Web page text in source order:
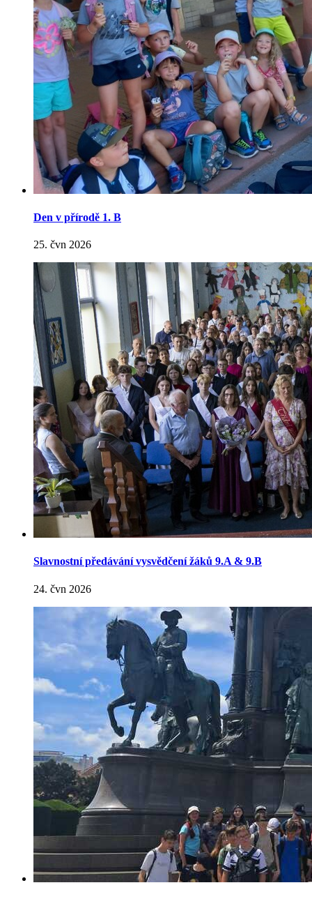
Den v přírodě 1. B
25. čvn 2026
Slavnostní předávání vysvědčení žáků 9.A & 9.B
24. čvn 2026